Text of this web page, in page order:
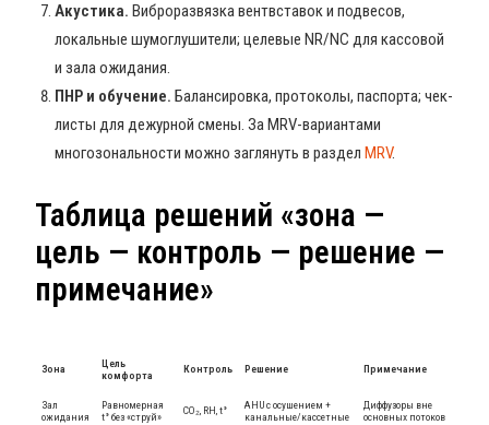
Акустика. Виброразвязка вентвставок и подвесов,
локальные шумоглушители; целевые NR/NC для кассовой
и зала ожидания.
ПНР и обучение. Балансировка, протоколы, паспорта; чек-
листы для дежурной смены. За MRV-вариантами
многозональности можно заглянуть в раздел MRV.
Таблица решений «зона —
цель — контроль — решение —
примечание»
Зона
Цель
комфорта
Контроль Решение Примечание
Зал
ожидания
Равномерная
t° без «струй»
CO₂, RH, t°
AHU с осушением +
канальные/кассетные
Диффузоры вне
основных потоков